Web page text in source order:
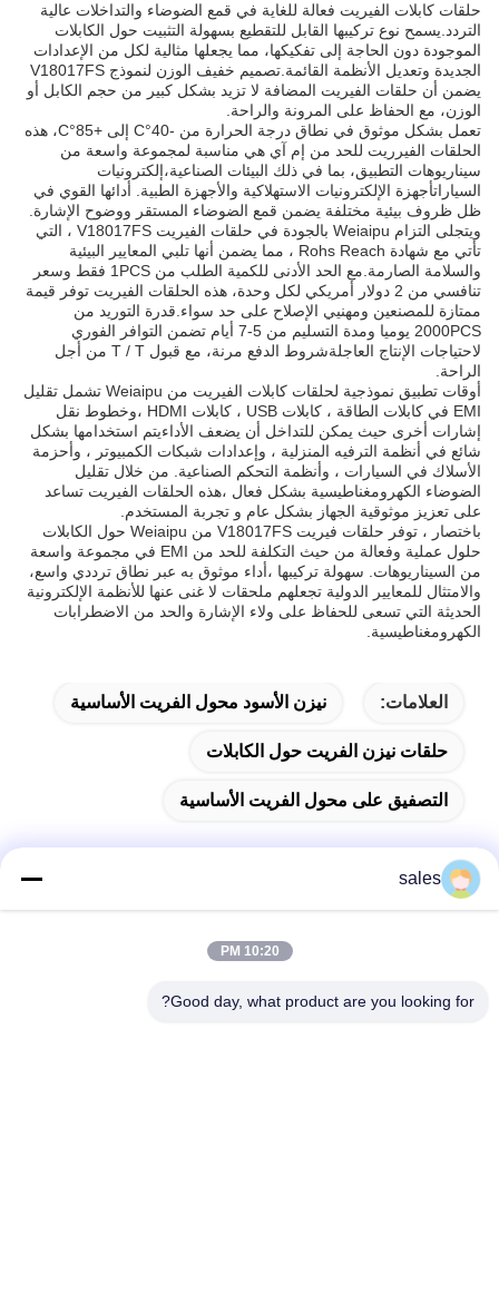
حلقات كابلات الفيريت فعالة للغاية في قمع الضوضاء والتداخلات عالية
التردد.يسمح نوع تركيبها القابل للتقطيع بسهولة التثبيت حول الكابلات
الموجودة دون الحاجة إلى تفكيكها، مما يجعلها مثالية لكل من الإعدادات
الجديدة وتعديل الأنظمة القائمة.تصميم خفيف الوزن لنموذج V18017FS
يضمن أن حلقات الفيريت المضافة لا تزيد بشكل كبير من حجم الكابل أو
الوزن، مع الحفاظ على المرونة والراحة.
تعمل بشكل موثوق في نطاق درجة الحرارة من -40°C إلى +85°C، هذه
الحلقات الفيرريت للحد من إم آي هي مناسبة لمجموعة واسعة من
سيناريوهات التطبيق، بما في ذلك البيئات الصناعية،إلكترونيات
السياراتأجهزة الإلكترونيات الاستهلاكية والأجهزة الطبية. أدائها القوي في
ظل ظروف بيئية مختلفة يضمن قمع الضوضاء المستقر ووضوح الإشارة.
ويتجلى التزام Weiaipu بالجودة في حلقات الفيريت V18017FS ، التي
تأتي مع شهادة Rohs Reach ، مما يضمن أنها تلبي المعايير البيئية
والسلامة الصارمة.مع الحد الأدنى للكمية الطلب من 1PCS فقط وسعر
تنافسي من 2 دولار أمريكي لكل وحدة، هذه الحلقات الفيريت توفر قيمة
ممتازة للمصنعين ومهنيي الإصلاح على حد سواء.قدرة التوريد من
2000PCS يوميا ومدة التسليم من 5-7 أيام تضمن التوافر الفوري
لاحتياجات الإنتاج العاجلةشروط الدفع مرنة، مع قبول T / T من أجل
الراحة.
أوقات تطبيق نموذجية لحلقات كابلات الفيريت من Weiaipu تشمل تقليل
EMI في كابلات الطاقة ، كابلات USB ، كابلات HDMI ،وخطوط نقل
إشارات أخرى حيث يمكن للتداخل أن يضعف الأداءيتم استخدامها بشكل
شائع في أنظمة الترفيه المنزلية ، وإعدادات شبكات الكمبيوتر ، وأحزمة
الأسلاك في السيارات ، وأنظمة التحكم الصناعية. من خلال تقليل
الضوضاء الكهرومغناطيسية بشكل فعال ،هذه الحلقات الفيريت تساعد
على تعزيز موثوقية الجهاز بشكل عام و تجربة المستخدم.
باختصار ، توفر حلقات فيريت V18017FS من Weiaipu حول الكابلات
حلول عملية وفعالة من حيث التكلفة للحد من EMI في مجموعة واسعة
من السيناريوهات. سهولة تركيبها ،أداء موثوق به عبر نطاق ترددي واسع،
والامتثال للمعايير الدولية تجعلهم ملحقات لا غنى عنها للأنظمة الإلكترونية
الحديثة التي تسعى للحفاظ على ولاء الإشارة والحد من الاضطرابات
الكهرومغناطيسية.
العلامات: نيزن الأسود محول الفريت الأساسية
حلقات نيزن الفريت حول الكابلات
التصفيق على محول الفريت الأساسية
العنوان
sales
10:20 PM
Good day, what product are you looking for?